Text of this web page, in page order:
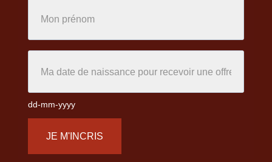
dd-mm-yyyy
JE M'INCRIS